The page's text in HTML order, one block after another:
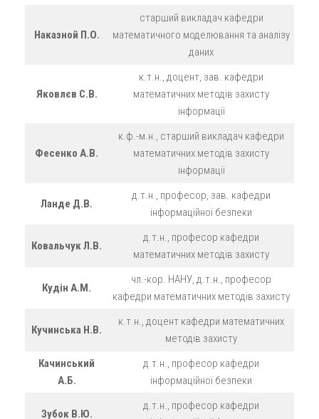
Наказной П.О.
старший викладач кафедри
математичного моделювання та аналізу
даних
Яковлєв С.В.
к.т.н., доцент, зав. кафедри
математичних методів захисту
інформації
Фесенко А.В.
к.ф.-м.н., старший викладач кафедри
математичних методів захисту
інформації
Ланде Д.В.
д.т.н., професор, зав. кафедри
інформаційної безпеки
Ковальчук Л.В.
д.т.н., професор кафедри
математичних методів захисту
Кудін А.М.
чл.-кор. НАНУ, д.т.н., професор
кафедри математичних методів захисту
Кучинська Н.В.
к.т.н., доцент кафедри математичних
методів захисту
Качинський
А.Б.
д.т.н., професор кафедри
інформаційної безпеки
Зубок В.Ю.
д.т.н., професор кафедри